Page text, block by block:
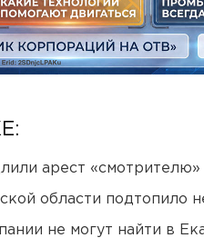
арест
области подтопило
не могут найти в